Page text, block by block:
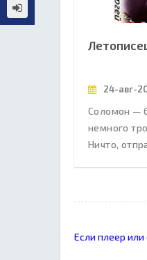
24-авг-
Соломон —
немного
Ничто,
Если плеер